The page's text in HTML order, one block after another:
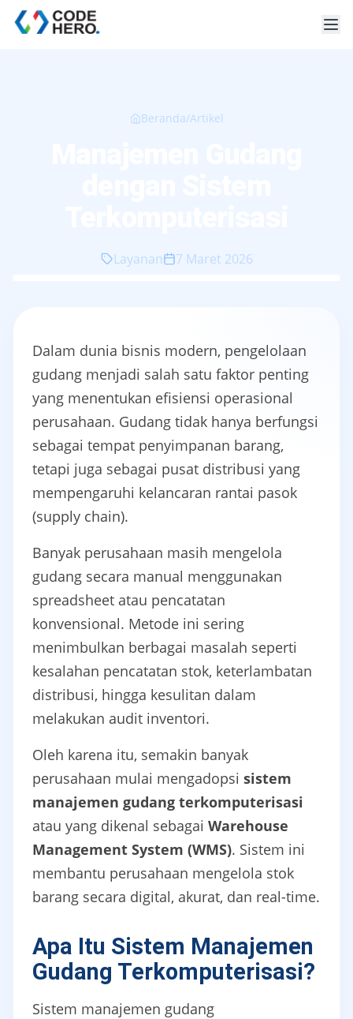
Beranda/Artikel
Layanan 7 Maret 2026
Dalam dunia bisnis modern, pengelolaan
gudang menjadi salah satu faktor penting
yang menentukan efisiensi operasional
perusahaan. Gudang tidak hanya berfungsi
sebagai tempat penyimpanan barang,
tetapi juga sebagai pusat distribusi yang
mempengaruhi kelancaran rantai pasok
(supply chain).
Banyak perusahaan masih mengelola
gudang secara manual menggunakan
spreadsheet atau pencatatan
konvensional. Metode ini sering
menimbulkan berbagai masalah seperti
kesalahan pencatatan stok, keterlambatan
distribusi, hingga kesulitan dalam
melakukan audit inventori.
Oleh karena itu, semakin banyak
perusahaan mulai mengadopsi sistem
manajemen gudang terkomputerisasi
atau yang dikenal sebagai Warehouse
Management System (WMS). Sistem ini
membantu perusahaan mengelola stok
barang secara digital, akurat, dan real-time.
Apa Itu Sistem Manajemen
Gudang Terkomputerisasi?
Sistem manajemen gudang